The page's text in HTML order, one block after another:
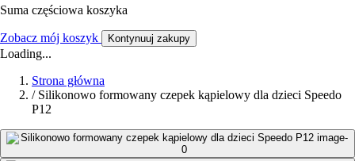
Suma częściowa koszyka
Zobacz mój koszyk Kontynuuj zakupy
Loading...
Strona główna
/ Silikonowo formowany czepek kąpielowy dla dzieci Speedo
P12